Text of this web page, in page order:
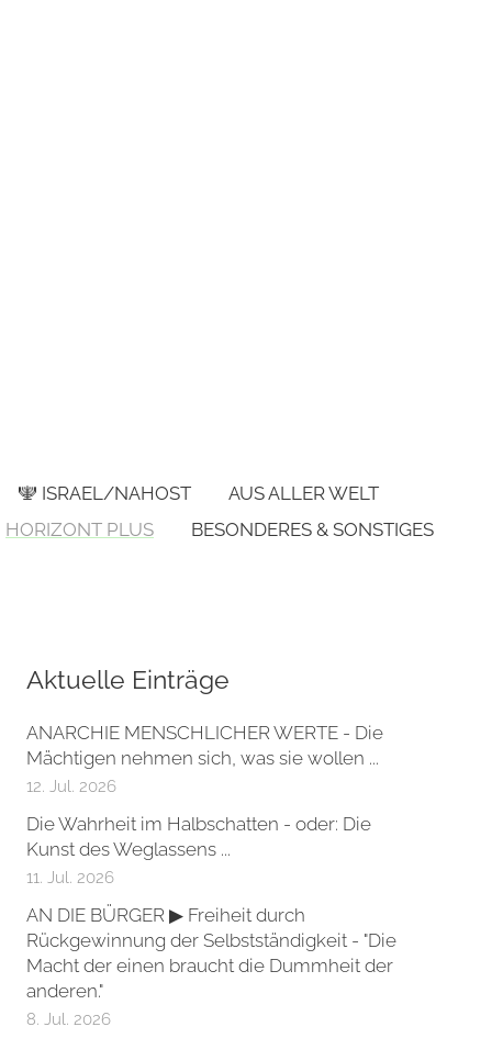
🕎 ISRAEL/NAHOST
AUS ALLER WELT
HORIZONT PLUS
BESONDERES & SONSTIGES
Aktuelle Einträge
ANARCHIE MENSCHLICHER WERTE - Die
Mächtigen nehmen sich, was sie wollen ...
12. Jul. 2026
Die Wahrheit im Halbschatten - oder: Die
Kunst des Weglassens ...
11. Jul. 2026
AN DIE BÜRGER ▶ Freiheit durch
Rückgewinnung der Selbstständigkeit - "Die
Macht der einen braucht die Dummheit der
anderen."
8. Jul. 2026